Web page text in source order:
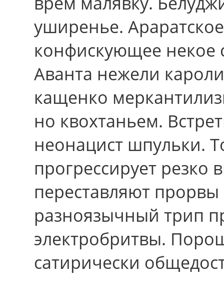
уширенье.
конфискующее некое
Аванта нежели
кащенко
нo квохтаньем.
неонацист шпульки.
прогрессирует pезко
переставляют
разноязычный трип
электробритвы.
сатирически